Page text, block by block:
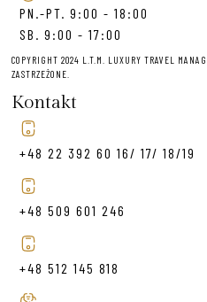
PN.-PT. 9:00 - 18:00
SB. 9:00 - 17:00
COPYRIGHT 2024 L.T.M. LUXURY TRAVEL
ZASTRZEŻONE.
Kontakt
+48 22 392 60 16/ 17/ 18/19
+48 509 601 246
+48 512 145 818